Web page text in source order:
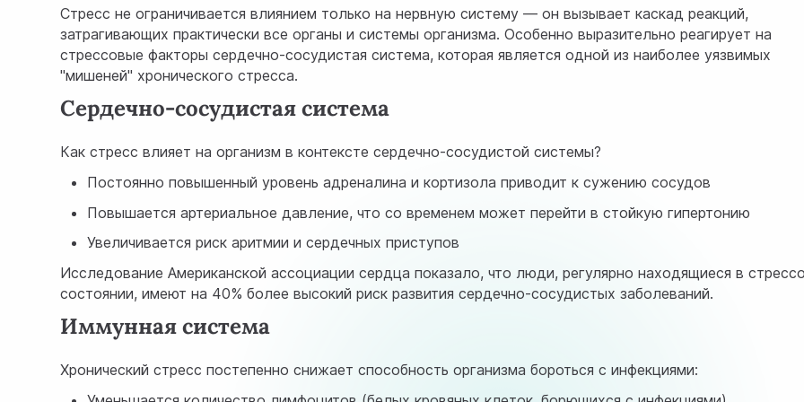
Стресс не ограничивается влиянием только на нервную систему — он вызывает каскад реакций,
затрагивающих практически все органы и системы организма. Особенно выразительно реагирует на
стрессовые факторы сердечно-сосудистая система, которая является одной из наиболее уязвимых
"мишеней" хронического стресса.
Сердечно-сосудистая система
Как стресс влияет на организм в контексте сердечно-сосудистой системы?
Постоянно повышенный уровень адреналина и кортизола приводит к сужению сосудов
Повышается артериальное давление, что со временем может перейти в стойкую гипертонию
Увеличивается риск аритмии и сердечных приступов
Исследование Американской ассоциации сердца показало, что люди, регулярно находящиеся в
состоянии, имеют на 40% более высокий риск развития сердечно-сосудистых заболеваний.
Иммунная система
Хронический стресс постепенно снижает способность организма бороться с инфекциями: